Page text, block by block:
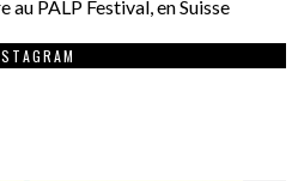
au PALP Festival, en Suisse